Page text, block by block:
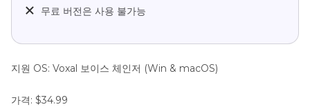
무료 버전은 사용 불가능
지원 OS: Voxal 보이스 체인저 (Win & macOS)
가격: $34.99